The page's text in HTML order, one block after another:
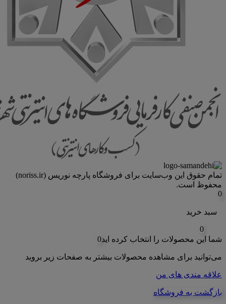
تمام حقوق اين وب‌سايت برای فروشگاه پارچه نوریس (noriss.ir)
محفوظ است.
0
سبد خرید
0
شما این محصولات را انتخاب کرده اید0
می‌توانید برای مشاهده محصولات بیشتر به صفحات زیر بروید
علاقه مندی های من
بازگشت به فروشگاه